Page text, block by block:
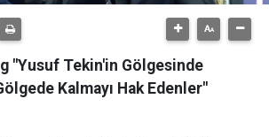
"Yusuf Tekin'in Gölgesinde
Kalmayı Hak Edenler"